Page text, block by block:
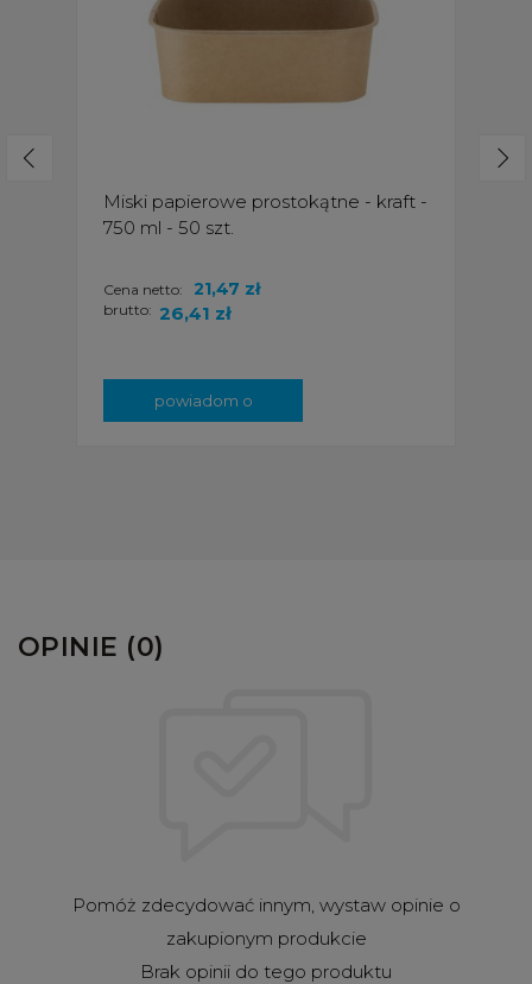
Miski papierowe prostokątne - kraft -
750 ml - 50 szt.
brutto: 26,41 zł
Cena netto: 21,47 zł
powiadom o
OPINIE (0)
Pomóż zdecydować innym, wystaw opinie o
zakupionym produkcie
Brak opinii do tego produktu